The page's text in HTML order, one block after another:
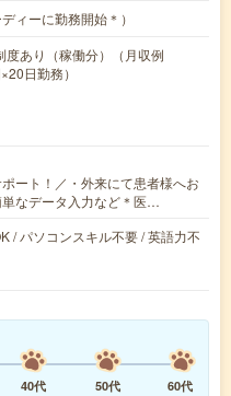
ィーに勤務開始＊）
あり（稼働分）（月収例
日勤務）
ート！／・外来にて患者様へお
なデータ入力など＊医…
/ パソコンスキル不要 / 英語力不
40代 50代
60代